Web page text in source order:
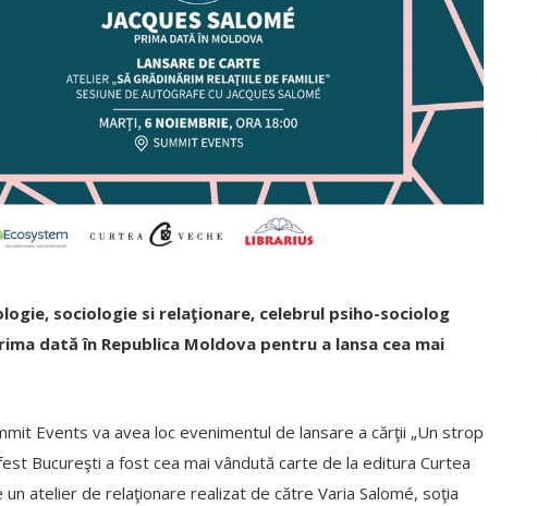
sociologie si relaţionare, celebrul psiho-sociolog
dată în Republica Moldova pentru a lansa cea mai
Events va avea loc evenimentul de lansare a cărţii „Un strop
Bucureşti a fost cea mai vândută carte de la editura Curtea
un atelier de relaţionare realizat de către Varia Salomé, soţia